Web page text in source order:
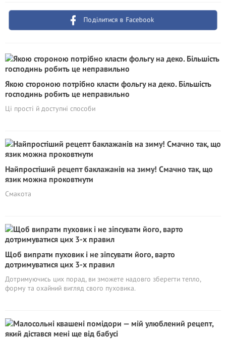
Поділитися в Facebook
Якою стороною потрібно класти фольгу на деко. Більшість
господинь робить це неправильно
Ці прості й доступні способи
Найпростіший рецепт баклажанів на зиму! Смачно так, що
язик можна проковтнути
Смакота
Щоб випрати пуховик і не зіпсувати його, варто
дотримуватися цих 3-х правил
Дотримуючись цих порад, ви зможете надовго зберегти тепло,
форму та охайний вигляд свого пуховика.